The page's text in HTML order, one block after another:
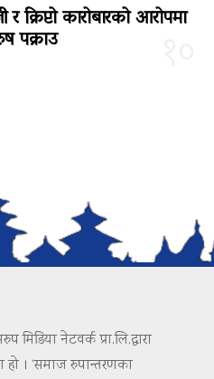
र क्रिप्टो कारोबारको आरोपमा
पक्राउ
नेटवर्क प्रा.लि.द्वारा
। ‘समाज रुपान्तरणका